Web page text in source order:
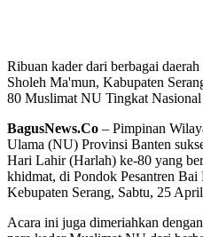
Ribuan kader dari berbagai
Sholeh Ma'mun, Kabupaten
80 Muslimat NU Tingkat
BagusNews.Co – Pimpinan
Ulama (NU) Provinsi Banten
Hari Lahir (Harlah) ke-80 yang
khidmat, di Pondok Pesantren Bai
Kebupaten Serang, Sabtu, 25
‎Acara ini juga dimeriahkan